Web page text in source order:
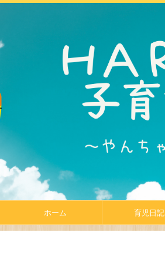
ホーム 育児日記